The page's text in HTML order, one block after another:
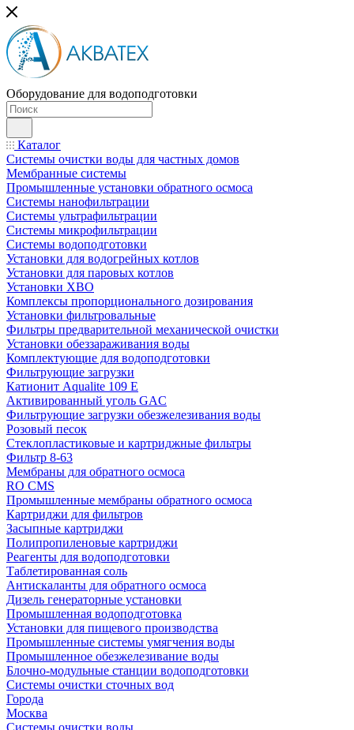
Оборудование для водоподготовки
Каталог
Системы очистки воды для частных домов
Мембранные системы
Промышленные установки обратного осмоса
Системы нанофильтрации
Системы ультрафильтрации
Системы микрофильтрации
Системы водоподготовки
Установки для водогрейных котлов
Установки для паровых котлов
Установки ХВО
Комплексы пропорционального дозирования
Установки фильтровальные
Фильтры предварительной механической очистки
Установки обеззараживания воды
Комплектующие для водоподготовки
Фильтрующие загрузки
Катионит Aqualite 109 E
Активированный уголь GAC
Фильтрующие загрузки обезжелезивания воды
Розовый песок
Стеклопластиковые и картриджные фильтры
Фильтр 8-63
Мембраны для обратного осмоса
RO CMS
Промышленные мембраны обратного осмоса
Картриджи для фильтров
Засыпные картриджи
Полипропиленовые картриджи
Реагенты для водоподготовки
Таблетированная соль
Антискаланты для обратного осмоса
Дизель генераторные установки
Промышленная водоподготовка
Установки для пищевого производства
Промышленные системы умягчения воды
Промышленное обезжелезивание воды
Блочно-модульные станции водоподготовки
Системы очистки сточных вод
Города
Москва
Системы очистки воды